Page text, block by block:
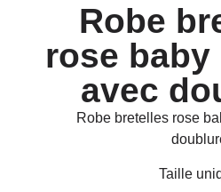
Robe
rose
avec
Robe bretelles rose
Taille